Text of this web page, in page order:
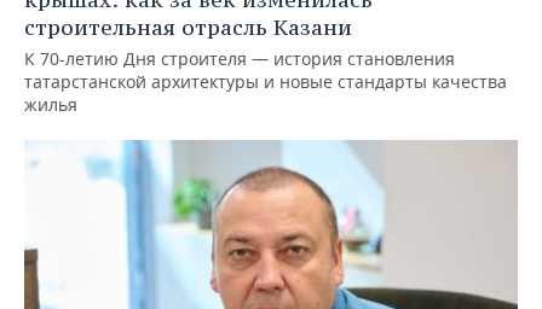
строительная отрасль Казани
К 70-летию Дня строителя — история становления
татарстанской архитектуры и новые стандарты качества
жилья